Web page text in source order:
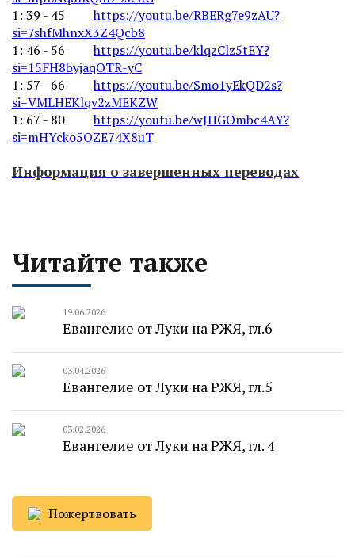
1: 39 - 45https://youtu.be/RBERg7e9zAU?
si=7shfMhnxX3Z4Qcb8
1: 46 - 56https://youtu.be/klqzClz5tEY?
si=15FH8byjaqOTR-yC
1: 57 - 66https://youtu.be/Smo1yEkQD2s?
si=VMLHEKlqv2zMEKZW
1: 67 - 80https://youtu.be/wJHGOmbc4AY?
si=mHYcko5OZE74X8uT
Информация о завершенных переводах
Читайте также
19.06.2026
Евангелие от Луки на РЖЯ, гл.6
03.04.2026
Евангелие от Луки на РЖЯ, гл.5
03.02.2026
Евангелие от Луки на РЖЯ, гл. 4
Пожертвовать